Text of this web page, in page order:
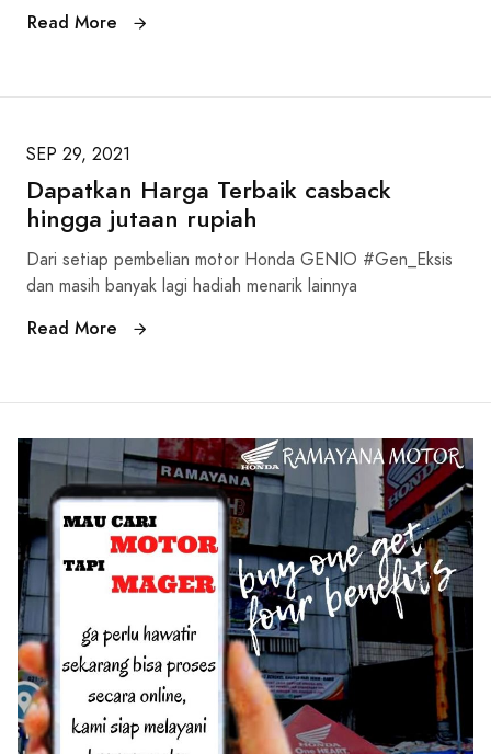
Read More
SEP 29, 2021
Dapatkan Harga Terbaik casback
hingga jutaan rupiah
Dari setiap pembelian motor Honda GENIO #Gen_Eksis
dan masih banyak lagi hadiah menarik lainnya
Read More